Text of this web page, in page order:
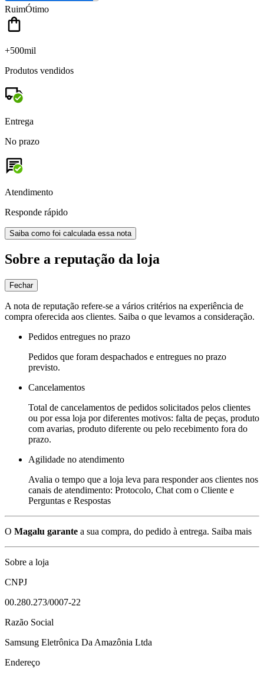
RuimÓtimo
+500mil
Produtos vendidos
Entrega
No prazo
Atendimento
Responde rápido
Saiba como foi calculada essa nota
Sobre a reputação da loja
Fechar
A nota de reputação refere-se a vários critérios na experiência de
compra oferecida aos clientes. Saiba o que levamos a consideração.
Pedidos entregues no prazo
Pedidos que foram despachados e entregues no prazo
previsto.
Cancelamentos
Total de cancelamentos de pedidos solicitados pelos clientes
ou por essa loja por diferentes motivos: falta de peças, produto
com avarias, produto diferente ou pelo recebimento fora do
prazo.
Agilidade no atendimento
Avalia o tempo que a loja leva para responder aos clientes nos
canais de atendimento: Protocolo, Chat com o Cliente e
Perguntas e Respostas
O Magalu garante a sua compra, do pedido à entrega. Saiba mais
Sobre a loja
CNPJ
00.280.273/0007-22
Razão Social
Samsung Eletrônica Da Amazônia Ltda
Endereço